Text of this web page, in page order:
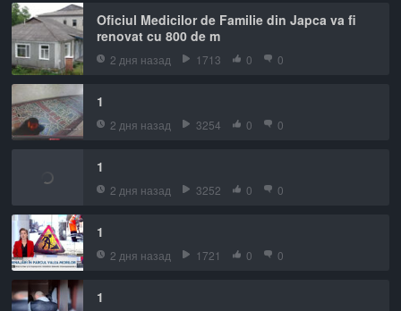
Oficiul Medicilor de Familie din Japca va fi
renovat cu 800 de m
2 дня назад 1713 0 0
1
2 дня назад 3254 0 0
1
2 дня назад 3252 0 0
1
2 дня назад 1721 0 0
1